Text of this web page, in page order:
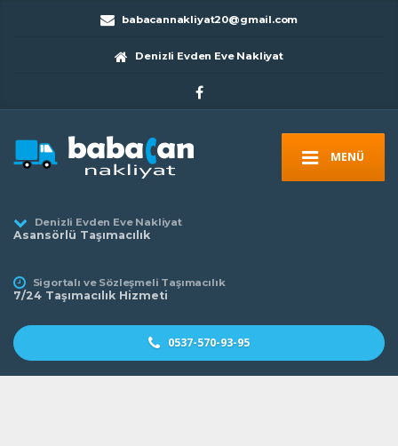
babacannakliyat20@gmail.com
Denizli Evden Eve Nakliyat
MENÜ
Denizli Evden Eve Nakliyat
Asansörlü Taşımacılık
Sigortalı ve Sözleşmeli Taşımacılık
7/24 Taşımacılık Hizmeti
0537-570-93-95